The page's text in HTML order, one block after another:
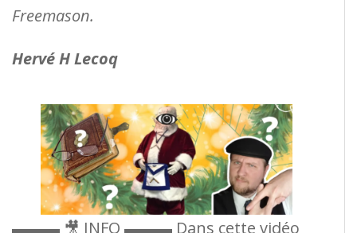
Freemason.
Hervé H Lecoq
▬▬▬ 🎥 INFO ▬▬▬ Dans cette vidéo